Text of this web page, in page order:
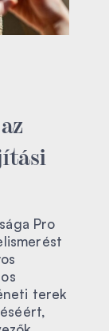
Pro
terek